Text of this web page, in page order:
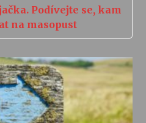
Podívejte se, kam
na masopust